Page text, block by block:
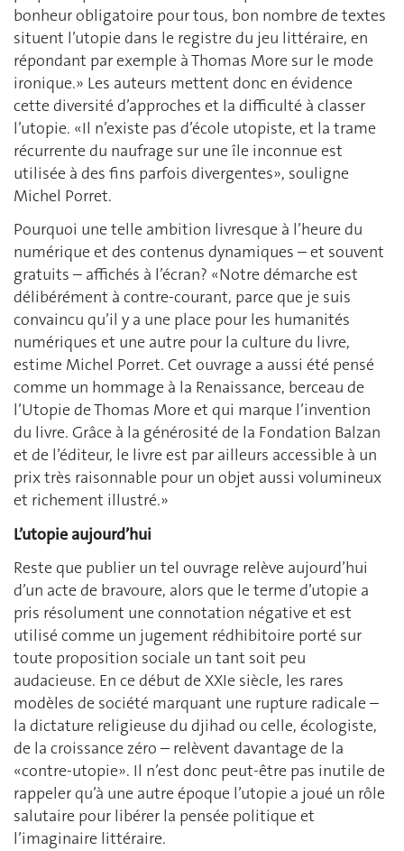
bonheur obligatoire pour tous, bon nombre de textes
situent l’utopie dans le registre du jeu littéraire, en
répondant par exemple à Thomas More sur le mode
ironique.» Les auteurs mettent donc en évidence
cette diversité d’approches et la difficulté à classer
l’utopie. «Il n’existe pas d’école utopiste, et la trame
récurrente du naufrage sur une île inconnue est
utilisée à des fins parfois divergentes», souligne
Michel Porret.
Pourquoi une telle ambition livresque à l’heure du
numérique et des contenus dynamiques – et souvent
gratuits – affichés à l’écran? «Notre démarche est
délibérément à contre-courant, parce que je suis
convaincu qu’il y a une place pour les humanités
numériques et une autre pour la culture du livre,
estime Michel Porret. Cet ouvrage a aussi été pensé
comme un hommage à la Renaissance, berceau de
l’Utopie de Thomas More et qui marque l’invention
du livre. Grâce à la générosité de la Fondation Balzan
et de l’éditeur, le livre est par ailleurs accessible à un
prix très raisonnable pour un objet aussi volumineux
et richement illustré.»
L’utopie aujourd’hui
Reste que publier un tel ouvrage relève aujourd’hui
d’un acte de bravoure, alors que le terme d’utopie a
pris résolument une connotation négative et est
utilisé comme un jugement rédhibitoire porté sur
toute proposition sociale un tant soit peu
audacieuse. En ce début de XXIe siècle, les rares
modèles de société marquant une rupture radicale –
la dictature religieuse du djihad ou celle, écologiste,
de la croissance zéro – relèvent davantage de la
«contre-utopie». Il n’est donc peut-être pas inutile de
rappeler qu’à une autre époque l’utopie a joué un rôle
salutaire pour libérer la pensée politique et
l’imaginaire littéraire.